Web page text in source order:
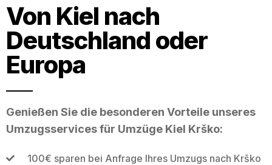
Von Kiel nach
Deutschland oder
Europa
Genießen Sie die besonderen Vorteile unseres
Umzugsservices für Umzüge Kiel Krško:
100€ sparen bei Anfrage Ihres Umzugs nach Krško